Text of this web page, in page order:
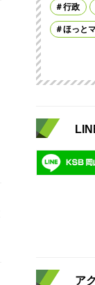
行政
ほっと
ア